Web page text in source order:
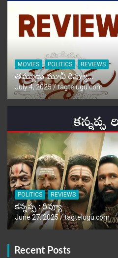
MOVIES POLITICS REVIEWS
తమ్ముడు మూవీ రివ్యూ…
July 4, 2025 tagtelugu.com
POLITICS REVIEWS
కన్నప్ప : రివ్యూ
June 27, 2025 tagtelugu.com
Recent Posts